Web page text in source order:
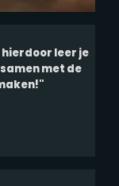
leer je
met de